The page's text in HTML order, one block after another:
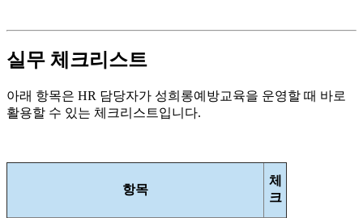
실무 체크리스트
아래 항목은 HR 담당자가 성희롱예방교육을 운영할 때 바로
활용할 수 있는 체크리스트입니다.
항목
체
크